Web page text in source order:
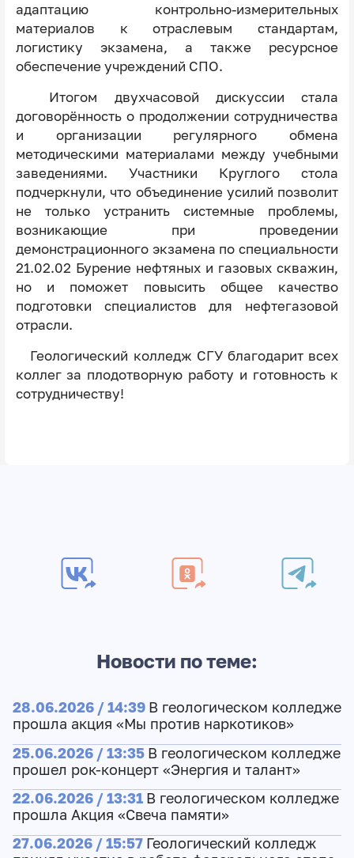
адаптацию контрольно-измерительных
материалов к отраслевым стандартам,
логистику экзамена, а также ресурсное
обеспечение учреждений СПО.
Итогом двухчасовой дискуссии стала
договорённость о продолжении сотрудничества
и организации регулярного обмена
методическими материалами между учебными
заведениями. Участники Круглого стола
подчеркнули, что объединение усилий позволит
не только устранить системные проблемы,
возникающие при проведении
демонстрационного экзамена по специальности
21.02.02 Бурение нефтяных и газовых скважин,
но и поможет повысить общее качество
подготовки специалистов для нефтегазовой
отрасли.
Геологический колледж СГУ благодарит всех
коллег за плодотворную работу и готовность к
сотрудничеству!
Новости по теме:
28.06.2026 / 14:39 В геологическом колледже
прошла акция «Мы против наркотиков»
25.06.2026 / 13:35 В геологическом колледже
прошел рок-концерт «Энергия и талант»
22.06.2026 / 13:31 В геологическом колледже
прошла Акция «Свеча памяти»
27.06.2026 / 15:57 Геологический колледж